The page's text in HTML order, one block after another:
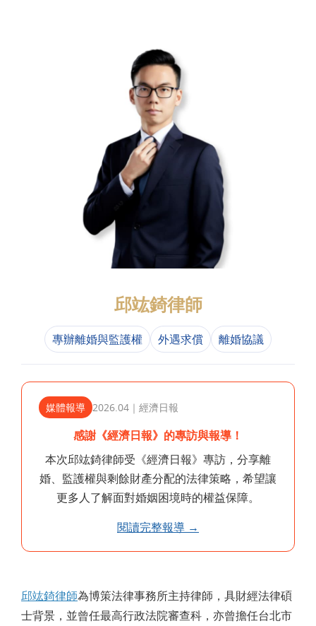
邱竑錡律師
專辦離婚與監護權 外遇求償 離婚協議
媒體報導 2026.04｜經濟日報
感謝《經濟日報》的專訪與報導！
本次邱竑錡律師受《經濟日報》專訪，分享離
婚、監護權與剩餘財產分配的法律策略，希望讓
更多人了解面對婚姻困境時的權益保障。
閱讀完整報導 →
邱竑錡律師為博策法律事務所主持律師，具財經法律碩
士背景，並曾任最高行政法院審查科，亦曾擔任台北市